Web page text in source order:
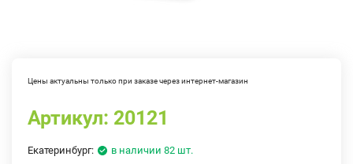
Цены актуальны только при заказе через интернет-магазин
Артикул: 20121
Екатеринбург: в наличии 82 шт.